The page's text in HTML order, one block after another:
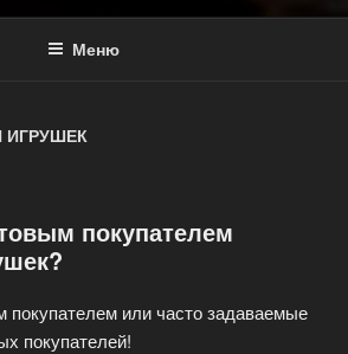
Меню
ИГРУШЕК
покупателем
покупателем или часто задаваемые
покупателей!